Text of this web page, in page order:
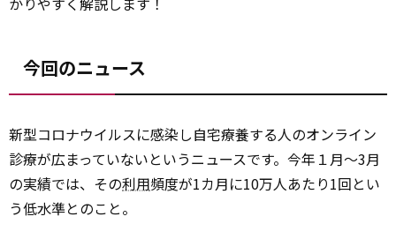
今回のニュース
新型コロナウイルスに感染し自宅療養する人のオンライン
診療が広まっていないというニュースです。今年１月～3月
の実績では、その利用頻度が1カ月に10万人あたり1回とい
う低水準とのこと。